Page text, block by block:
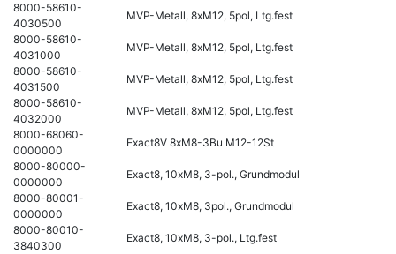
8000-58610-
4030500
MVP-Metall, 8xM12, 5pol, Ltg.fest
8000-58610-
4031000
MVP-Metall, 8xM12, 5pol, Ltg.fest
8000-58610-
4031500
MVP-Metall, 8xM12, 5pol, Ltg.fest
8000-58610-
4032000
MVP-Metall, 8xM12, 5pol, Ltg.fest
8000-68060-
0000000
Exact8V 8xM8-3Bu M12-12St
8000-80000-
0000000
Exact8, 10xM8, 3-pol., Grundmodul
8000-80001-
0000000
Exact8, 10xM8, 3pol., Grundmodul
8000-80010-
3840300
Exact8, 10xM8, 3-pol., Ltg.fest